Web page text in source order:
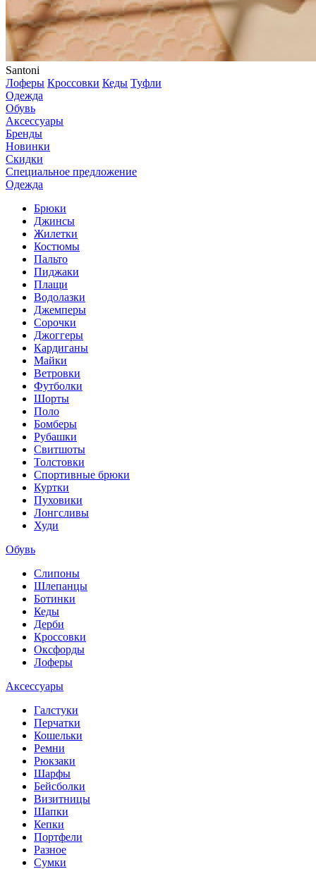
Santoni
Лоферы Кроссовки Кеды Туфли
Одежда
Обувь
Аксессуары
Бренды
Новинки
Скидки
Специальное предложение
Одежда
Брюки
Джинсы
Жилетки
Костюмы
Пальто
Пиджаки
Плащи
Водолазки
Джемперы
Сорочки
Джоггеры
Кардиганы
Майки
Ветровки
Футболки
Шорты
Поло
Бомберы
Рубашки
Свитшоты
Толстовки
Спортивные брюки
Куртки
Пуховики
Лонгсливы
Худи
Обувь
Слипоны
Шлепанцы
Ботинки
Кеды
Дерби
Кроссовки
Оксфорды
Лоферы
Аксессуары
Галстуки
Перчатки
Кошельки
Ремни
Рюкзаки
Шарфы
Бейсболки
Визитницы
Шапки
Кепки
Портфели
Разное
Сумки